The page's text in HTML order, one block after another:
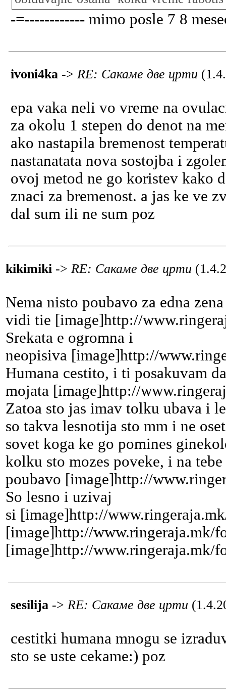
-=------------ mimo posle 7 8
ivoni4ka -> RE: Сакаме две црти
epa vaka neli vo vreme na
za okolu 1 stepen do denot na
ako nastapila bremenost
nastanatata nova sostojba i
ovoj metod ne go koristev kako
znaci za bremenost. a jas ke ve
dal sum ili ne sum poz
kikimiki -> RE: Сакаме две црти
Nema nisto poubavo za edna
vidi tie [image]http://
Srekata e ogromna i
neopisiva [image]http://
Humana cestito, i ti posakuvam
mojata [image]http://
Zatoa sto jas imav tolku ubava i
so takva lesnotija sto mm i ne
sovet koga ke go pomines
kolku sto mozes poveke, i na
poubavo [image]http://
So lesno i uzivaj
si [image]http://
[image]http://www.ringeraja.mk/
[image]http://www.ringeraja.mk/
sesilija -> RE: Сакаме две црти
cestitki humana mnogu se
sto se uste cekame:) poz